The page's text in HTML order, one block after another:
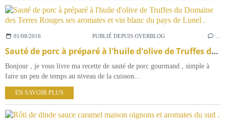
01/08/2016 PUBLIÉ DEPUIS OVERBLOG
Sauté de porc à préparé à l'huile d'olive de Truffes du Domaine des Terres Rouges ses aromates et vin blanc du pays de Lunel .
Bonjour , je vous livre ma recette de sauté de porc gourmand , simple à
faire un peu de temps au niveau de la cuisson...
EN SAVOIR PLUS